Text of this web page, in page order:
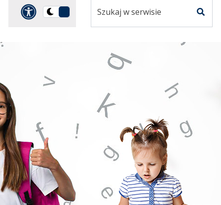
Panel dostosowania
Przełącz
serwisie